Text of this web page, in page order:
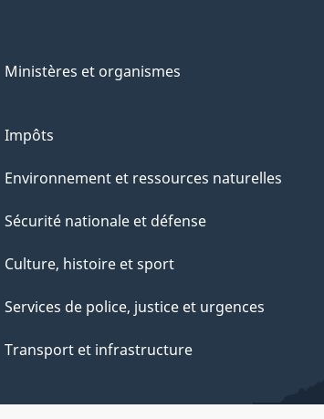
Ministères et organismes
Impôts
Environnement et ressources naturelles
Sécurité nationale et défense
Culture, histoire et sport
Services de police, justice et urgences
Transport et infrastructure